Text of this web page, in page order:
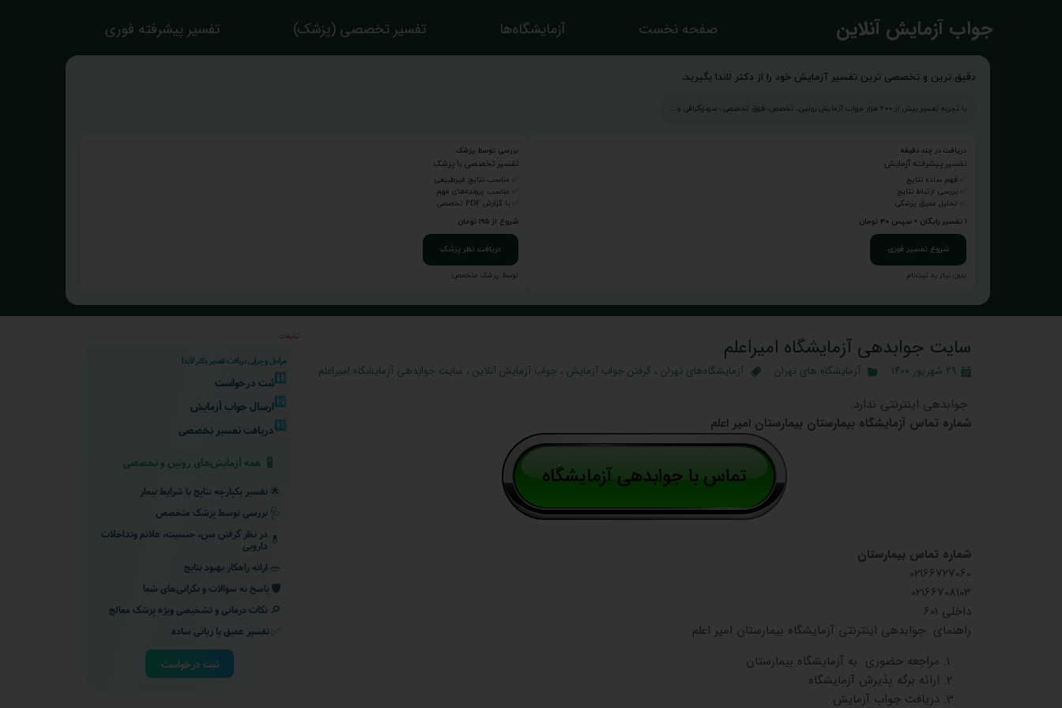
​جواب آزمایش آنلاین صفحه نخست آزمایشگاه‌ها تفسیر تخصصی (پزشک) تفسیر پیشرفته فوری
دقیق ترین و تخصصی ترین تفسیر آزمایش خود را از دکتر لاندا بگیرید.
با تجربه تفسیر بیش از ۲۰۰ هزار جواب آزمایش روتین، تخصص، فوق تخصصی، سونوگرافی و...
دریافت در چند دقیقه
تفسیر پیشرفته آزمایش
✅ فهم ساده نتایج
✅ بررسی ارتباط نتایج
✅ تحلیل عمیق پزشکی
۱ تفسیر رایگان • سپس ۳۰ تومان
شروع تفسیر فوری
بدون نیاز به ثبت‌نام
بررسی توسط پزشک
تفسیر تخصصی با پزشک
✅ مناسب نتایج غیرطبیعی
✅ مناسب پرونده‌های مهم
✅ با گزارش PDF تخصصی
شروع از ۱۹۵ تومان
دریافت نظر پزشک
توسط پزشک متخصص
سایت جوابدهی آزمایشگاه امیراعلم
۲۹ شهریور ۱۴۰۰ آزمایشگاه‌ های تهران آزمایشگاه‌های تهران ، گرفتن جواب آزمایش ،جواب آزمایش آنلاین ، سایت جوابدهی آزمایشگاه امیراعلم
جوابدهی اینترنتی ندارد.
شماره تماس آزمایشگاه بیمارستان بیمارستان امیر اعلم
شماره تماس بیمارستان
02166727060
02166708103
داخلی 601
راهنمای جوابدهی اینترنتی آزمایشگاه بیمارستان امیر اعلم
مراجعه حضوری به آزمایشگاه بیمارستان
ارائه برگه پذیرش آزمایشگاه
دریافت جواب آزمایش
تبلیغات
مراحل و چرایی دریافت تفسیر دکتر لاندا
1️⃣ثبت درخواست
2️⃣ ارسال جواب آزمایش
3️⃣ دریافت تفسیر تخصصی
🧪 همه آزمایش‌های روتین و تخصصی
🌟 تفسیر یکپارچه نتایج با شرایط بیمار
🩺 بررسی توسط پزشک متخصص
💊 در نظر گرفتن سن، جنسیت، علائم وتداخلات
دارویی
🥗 ارائه راهکار بهبود نتایج
🛡️ پاسخ به سؤالات و نگرانی‌های شما
🔎 نکات درمانی و تشخیصی ویژه پزشک معالج
تفسیر عمیق با زبانی ساده
ثبت درخواست